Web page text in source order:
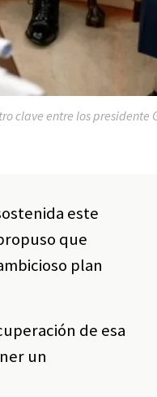
clave entre los
este
que
plan
de esa
un